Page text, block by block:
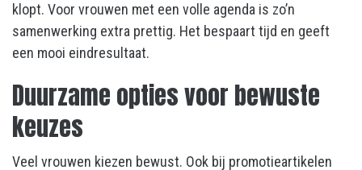
klopt. Voor vrouwen met een volle agenda is zo’n
samenwerking extra prettig. Het bespaart tijd en geeft
een mooi eindresultaat.
Duurzame opties voor bewuste
keuzes
Veel vrouwen kiezen bewust. Ook bij promotieartikelen